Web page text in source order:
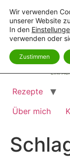
Inhalt
springen
Rezepte
Über mich
Wir verwenden
unserer Website
In den
verwenden oder
Zustimmen